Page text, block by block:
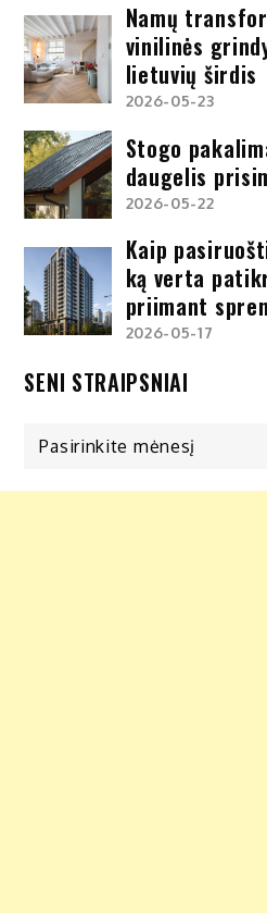
Namų
vinilinės
lietuvių širdis
2026-05-23
Stogo
daugelis
2026-05-22
Kaip
ką verta
priimant
2026-05-17
SENI STRAIPSNIAI